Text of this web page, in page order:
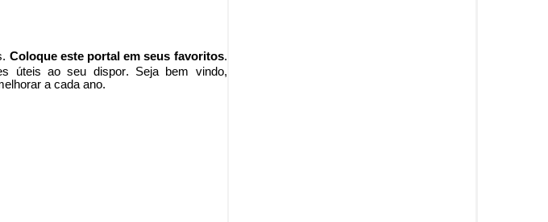
Coloque este portal em seus favoritos.
úteis ao seu dispor. Seja bem vindo,
a cada ano.